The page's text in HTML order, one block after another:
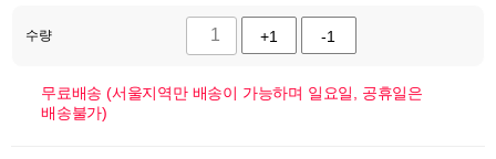
수량 +1 -1
무료배송 (서울지역만 배송이 가능하며 일요일, 공휴일은
배송불가)